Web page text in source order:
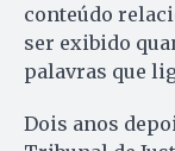
conteúdo
ser exibido
palavras que
Dois anos